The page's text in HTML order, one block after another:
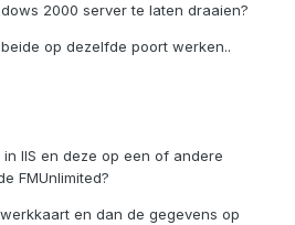
2000 server te laten draaien?
op dezelfde poort werken..
IIS en deze op een of andere
FMUnlimited?
en dan de gegevens op